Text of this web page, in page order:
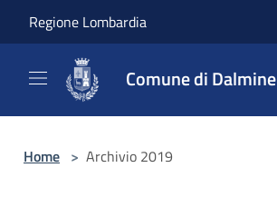
Regione Lombardia
Comune di Dalmine
Home > Archivio 2019